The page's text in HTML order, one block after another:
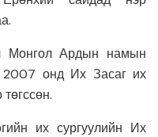
Монгол Ардын намын
онд Их Засаг их
их сургуулийн Их